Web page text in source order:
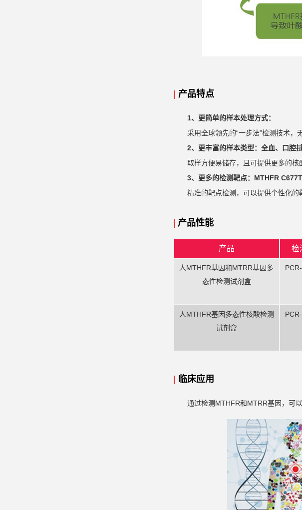
| 产品特点
1、更简单的样本处理方式：
采用全球领先的“一步法”检测技术
2、更丰富的样本类型：全血、口腔拭
取样方便易储存，且可提供更多的核
3、更多的检测靶点：MTHFR
精准的靶点检测，可以提供个性化的
| 产品性能
产品 检
人MTHFR基因和MTRR基因多
态性检测试剂盒
人MTHFR基因多态性核酸检测
试剂盒
| 临床应用
通过检测MTHFR和MTRR基因，可